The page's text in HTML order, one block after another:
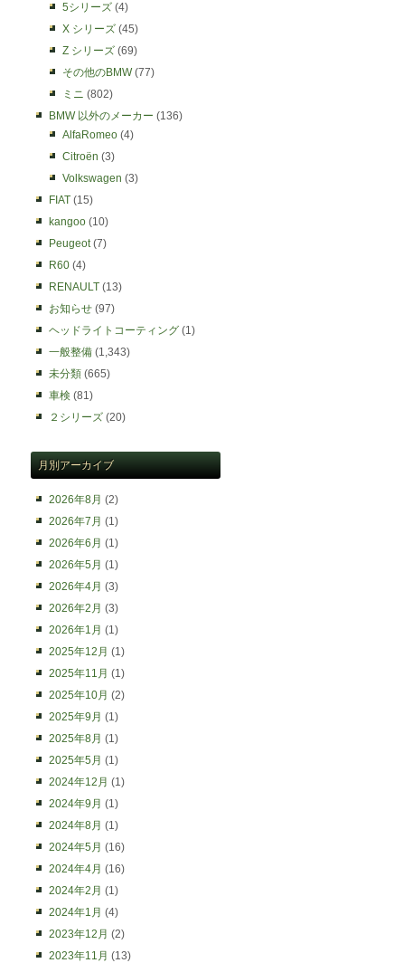
5シリーズ (4)
X シリーズ (45)
Z シリーズ (69)
その他のBMW(77)
ミニ (802)
BMW 以外のメーカー (136)
AlfaRomeo (4)
Citroën (3)
Volkswagen (3)
FIAT (15)
kangoo (10)
Peugeot(7)
R60 (4)
RENAULT (13)
お知らせ (97)
ヘッドライトコーティング (1)
一般整備 (1,343)
未分類 (665)
車検 (81)
２シリーズ (20)
月別アーカイブ
2026年8月 (2)
2026年7月 (1)
2026年6月 (1)
2026年5月 (1)
2026年4月 (3)
2026年2月 (3)
2026年1月 (1)
2025年12月 (1)
2025年11月 (1)
2025年10月 (2)
2025年9月 (1)
2025年8月 (1)
2025年5月 (1)
2024年12月 (1)
2024年9月 (1)
2024年8月 (1)
2024年5月 (16)
2024年4月 (16)
2024年2月 (1)
2024年1月 (4)
2023年12月 (2)
2023年11月 (13)